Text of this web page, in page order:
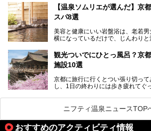
自分の好きなサウナを探すのもい
ナを体感してみたいですよね。
のある温浴施設を紹介します。
ウナを楽しみましょう！
【温泉ソムリエが選んだ】京
スパ8選
美容と健康にいい岩盤浴は、老若男
横になっているだけで、じんわりと
地元の方はもちろん、旅先として
観光のついでに岩盤浴のある温泉に
今回は京都にある岩盤浴のある施設
観光ついでにひとっ風呂？京
施設10選
京都に旅行に行くとつい張り切っ
し、1日の終わりには歩き疲れてぐ
そんな疲れた身体には温泉です！
も素晴らしい温泉がたくさんあり
できるおすすめの温泉・温浴施設を
ニフティ温泉ニュースTOP
おすすめのアクティビティ情報